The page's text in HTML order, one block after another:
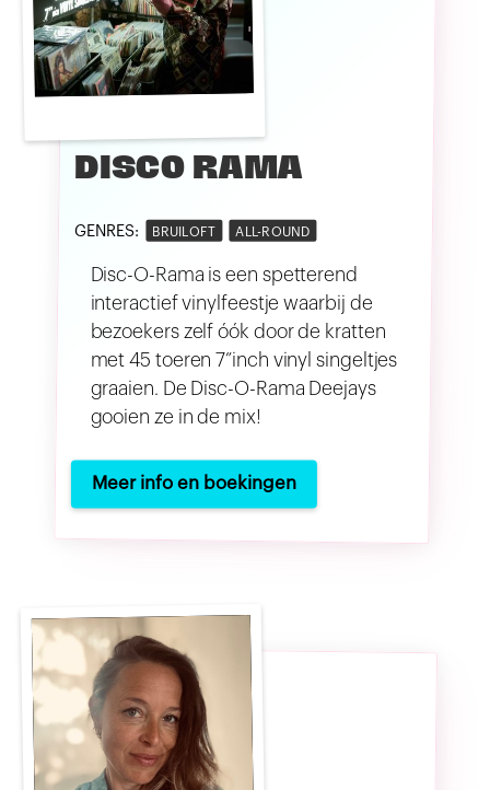
DISCO RAMA
GENRES: BRUILOFT ALL-ROUND
Disc-O-Rama is een spetterend
interactief vinylfeestje waarbij de
bezoekers zelf óók door de kratten
met 45 toeren 7”inch vinyl singeltjes
graaien. De Disc-O-Rama Deejays
gooien ze in de mix!
Meer info en boekingen